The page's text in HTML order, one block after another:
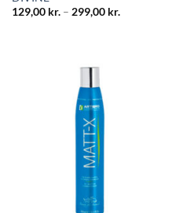
129,00 kr.– 299,00 kr.